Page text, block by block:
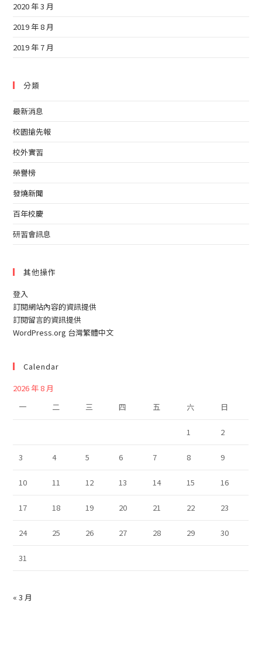
2020 年 3 月
2019 年 8 月
2019 年 7 月
分類
最新消息
校園搶先報
校外實習
榮譽榜
發燒新聞
百年校慶
研習會訊息
其他操作
登入
訂閱網站內容的資訊提供
訂閱留言的資訊提供
WordPress.org 台灣繁體中文
Calendar
2026 年 8 月
一
二 三 四 五 六 日
1 2
3 4 5 6 7 8 9
10 11 12 13 14 15 16
17 18 19 20 21 22 23
24 25 26 27 28 29 30
31
« 3 月